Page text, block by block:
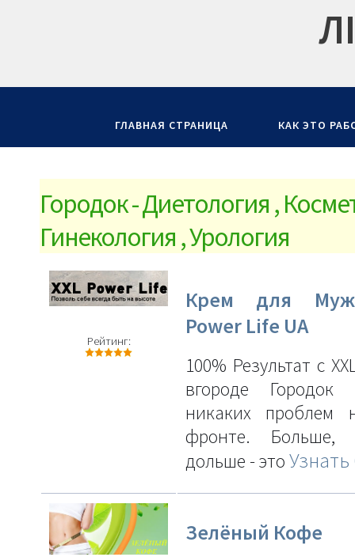
ГЛАВНАЯ СТРАНИЦА КАК ЭТО
Городок - Диетология ,
Гинекология , Урология
Рейтинг:
Крем для
Power Life UA
100% Результат с
вгороде
никаких проблем
фронте. Больше,
дольше - это
Зелёный Кофе